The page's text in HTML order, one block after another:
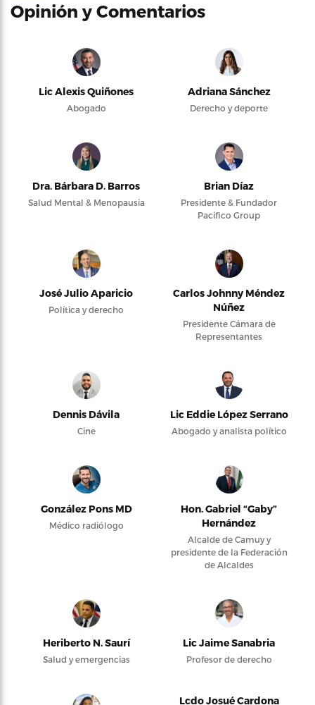
Opinión y Comentarios
Lic Alexis Quiñones
Abogado
Adriana Sánchez
Derecho y deporte
Dra. Bárbara D. Barros
Salud Mental & Menopausia
Brian Díaz
Presidente & Fundador
Pacifico Group
José Julio Aparicio
Política y derecho
Carlos Johnny Méndez
Núñez
Presidente Cámara de
Representantes
Dennis Dávila
Cine
Lic Eddie López Serrano
Abogado y analista político
González Pons MD
Médico radiólogo
Hon. Gabriel “Gaby”
Hernández
Alcalde de Camuy y
presidente de la Federación
de Alcaldes
Heriberto N. Saurí
Salud y emergencias
Lic Jaime Sanabria
Profesor de derecho
Lcdo Josué Cardona